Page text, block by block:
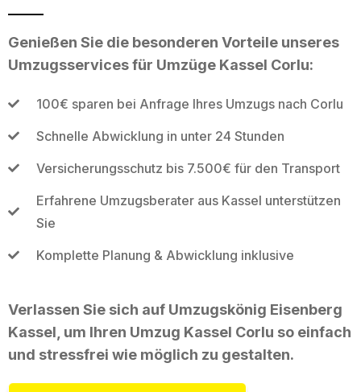
Genießen Sie die besonderen Vorteile unseres
Umzugsservices für Umzüge Kassel Corlu:
100€ sparen bei Anfrage Ihres Umzugs nach Corlu
Schnelle Abwicklung in unter 24 Stunden
Versicherungsschutz bis 7.500€ für den Transport
Erfahrene Umzugsberater aus Kassel unterstützen
Sie
Komplette Planung & Abwicklung inklusive
Verlassen Sie sich auf Umzugskönig Eisenberg
Kassel, um Ihren Umzug Kassel Corlu so einfach
und stressfrei wie möglich zu gestalten.